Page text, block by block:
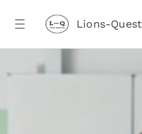
Lions-Quest